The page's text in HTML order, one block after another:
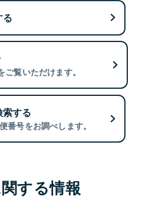
覧いただけます。
する
番号をお調べします。
する情報